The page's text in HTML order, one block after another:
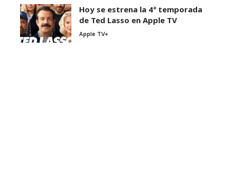
Hoy se estrena la 4ª temporada
de Ted Lasso en Apple TV
Apple TV+